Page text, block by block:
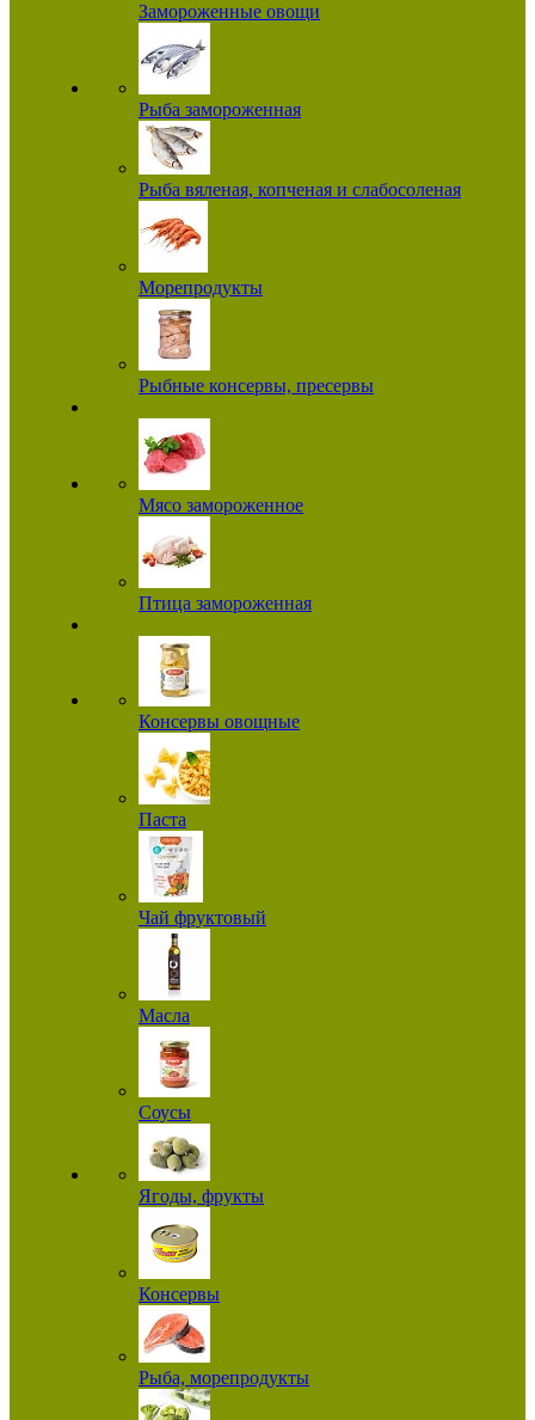
Замороженные овощи
Рыба замороженная
Рыба вяленая, копченая и слабосоленая
Морепродукты
Рыбные консервы, пресервы
Мясо замороженное
Птица замороженная
Консервы овощные
Паста
Чай фруктовый
Масла
Соусы
Ягоды, фрукты
Консервы
Рыба, морепродукты